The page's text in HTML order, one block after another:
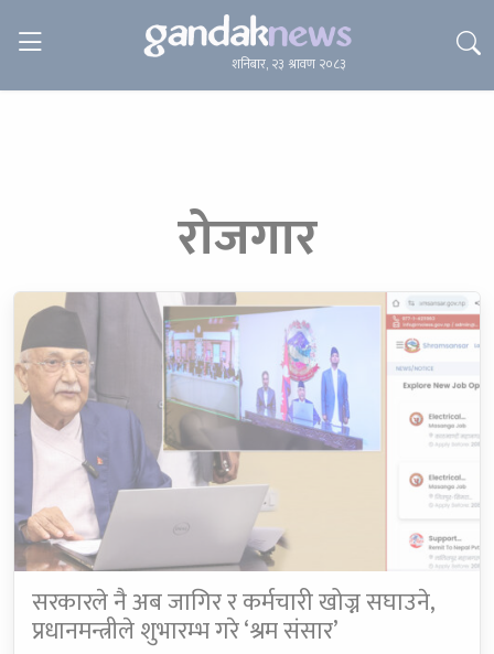
शनिबार, २३ श्रावण २०८३
रोजगार
सरकारले नै अब जागिर र कर्मचारी खोज्न सघाउने,
प्रधानमन्त्रीले शुभारम्भ गरे ‘श्रम संसार’
modal-check